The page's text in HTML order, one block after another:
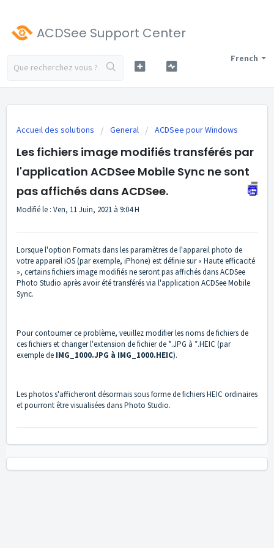
ACDSee Support Center
French
Accueil des solutions General ACDSee pour Windows
Les fichiers image modifiés transférés par
l'application ACDSee Mobile Sync ne sont
pas affichés dans ACDSee.
Modifié le : Ven, 11 Juin, 2021 à 9:04 H
Lorsque l'option Formats dans les paramètres de l'appareil photo de
votre appareil iOS (par exemple, iPhone) est définie sur « Haute efficacité
», certains fichiers image modifiés ne seront pas affichés dans ACDSee
Photo Studio après avoir été transférés via l'application ACDSee Mobile
Sync.
Pour contourner ce problème, veuillez modifier les noms de fichiers de
ces fichiers et changer l'extension de fichier de *.JPG à *.HEIC (par
exemple de IMG_1000.JPG à IMG_1000.HEIC).
Les photos s'afficheront désormais sous forme de fichiers HEIC ordinaires
et pourront être visualisées dans Photo Studio.